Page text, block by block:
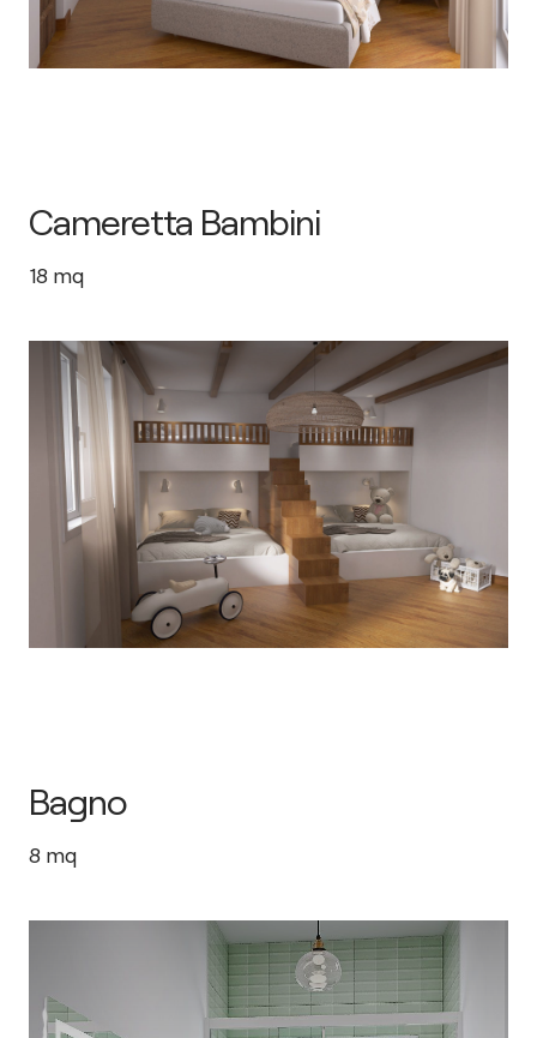
Cameretta Bambini
18 mq
Bagno
8 mq